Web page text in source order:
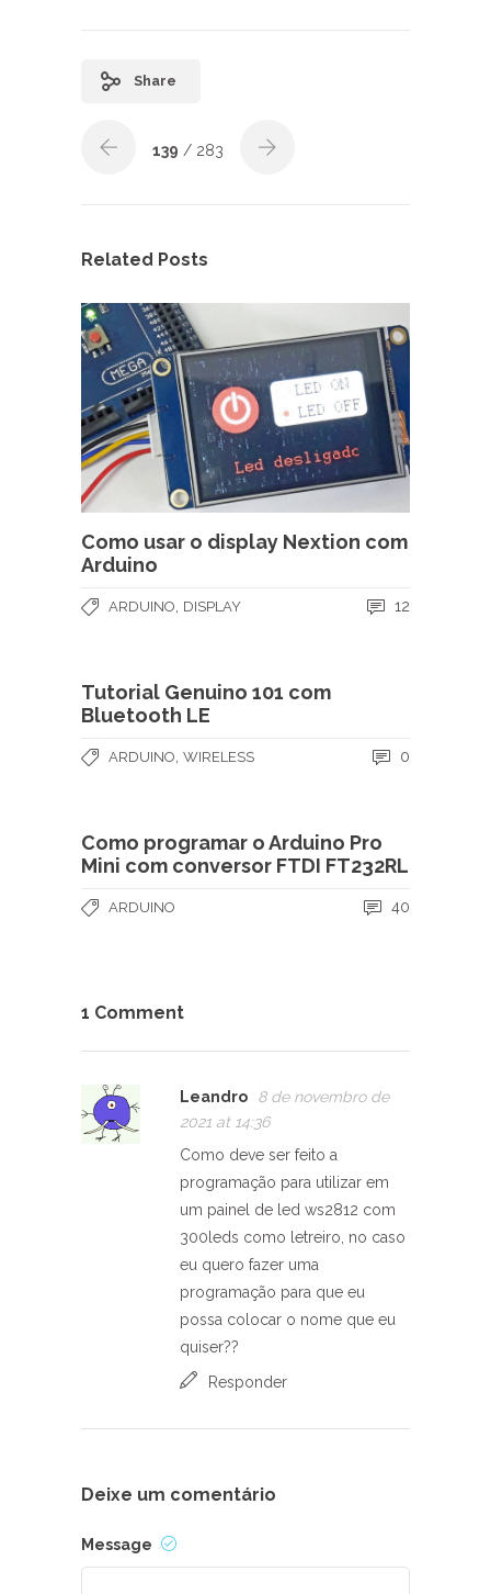
Share
139 / 283
Related Posts
Como usar o display Nextion com
Arduino
ARDUINO DISPLAY 12
Tutorial Genuino 101 com
Bluetooth LE
ARDUINO WIRELESS 0
Como programar o Arduino Pro
Mini com conversor FTDI FT232RL
ARDUINO 40
1 Comment
Leandro
8 de novembro de
2021 at 14:36
Como deve ser feito a
programação para utilizar em
um painel de led ws2812 com
300leds como letreiro, no caso
eu quero fazer uma
programação para que eu
possa colocar o nome que eu
quiser??
Responder
Deixe um comentário
Message